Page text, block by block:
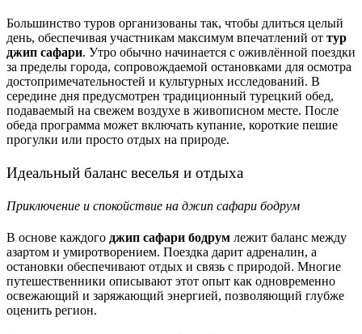
Большинство туров организованы так, чтобы длиться целый
день, обеспечивая участникам максимум впечатлений от тур
джип сафари. Утро обычно начинается с оживлённой поездки
за пределы города, сопровождаемой остановками для осмотра
достопримечательностей и культурных исследований. В
середине дня предусмотрен традиционный турецкий обед,
подаваемый на свежем воздухе в живописном месте. После
обеда программа может включать купание, короткие пешие
прогулки или просто отдых на природе.
Идеальный баланс веселья и отдыха
Приключение и спокойствие на джип сафари бодрум
В основе каждого джип сафари бодрум лежит баланс между
азартом и умиротворением. Поездка дарит адреналин, а
остановки обеспечивают отдых и связь с природой. Многие
путешественники описывают этот опыт как одновременно
освежающий и заряжающий энергией, позволяющий глубже
оценить регион.